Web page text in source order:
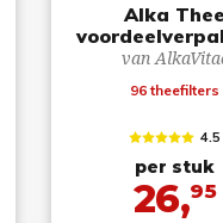
Alka Thee
van
96 theefilters
4.5
per stuk
26,95